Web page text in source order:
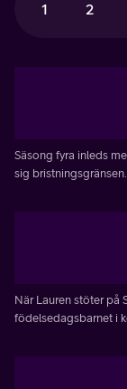
1 2
Säsong fyra inleds
sig bristningsgränsen.
När Lauren stöter på
födelsedagsbarnet i